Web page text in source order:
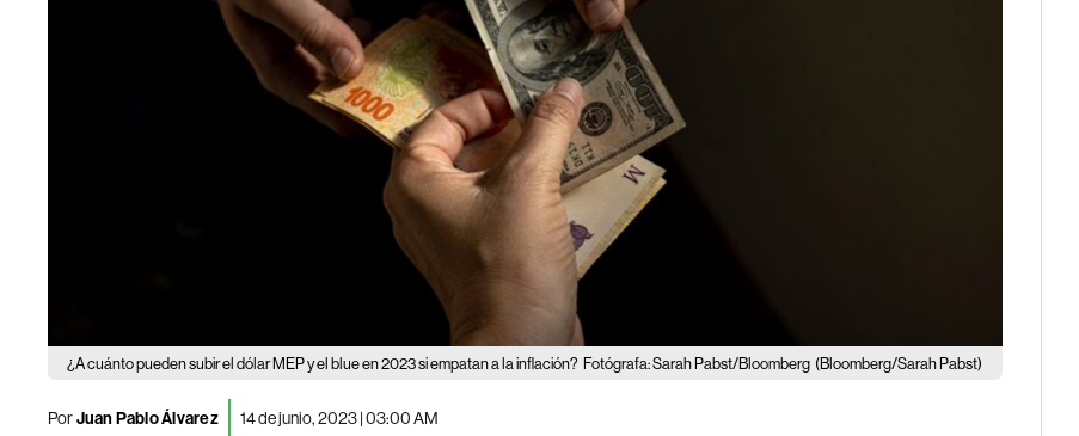
¿A cuánto pueden subir el dólar MEP y el blue en 2023 si empatan a la inflación? Fotógrafa: Sarah Pabst/Bloomberg (Bloomberg/Sarah Pabst)
PorJuan Pablo Álvarez 14 de junio, 2023 | 03:00 AM